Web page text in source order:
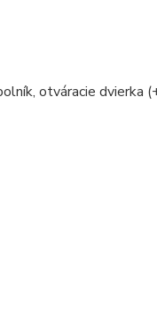
otváracie dvierka